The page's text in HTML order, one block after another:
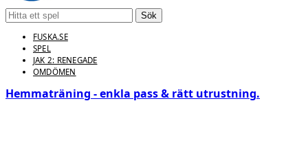
Sök
FUSKA.SE
SPEL
JAK 2: RENEGADE
OMDÖMEN
Hemmaträning - enkla pass & rätt utrustning.